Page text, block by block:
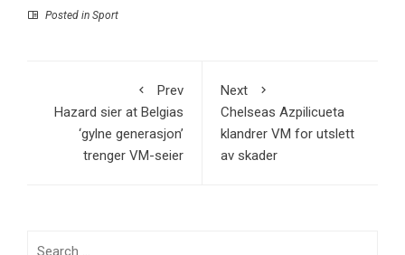
Posted in Sport
Prev
Hazard sier at Belgias
‘gylne generasjon’
trenger VM-seier
Next
Chelseas Azpilicueta
klandrer VM for utslett
av skader